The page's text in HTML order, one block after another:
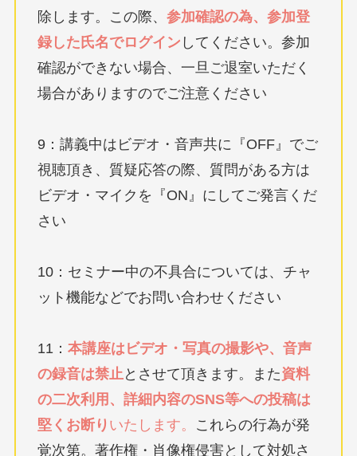
除します。この際、 参加確認の為、参加登
録した氏名でログイン してください。参加
確認ができない場合、一旦ご退室いただく
場合がありますのでご注意ください
9：講義中はビデオ・音声共に『OFF』でご
視聴頂き、質疑応答の際、質問がある方は
ビデオ・マイクを『ON』にしてご発言くだ
さい
10：セミナー中の不具合については、チャ
ット機能などでお問い合わせください
11： 本講座はビデオ・写真の撮影や、音声
の録音は禁止 とさせて頂きます。また資料
の二次利用、詳細内容のSNS等への投稿は
堅くお断り いたします。
これらの行為が発
覚次第。著作権・肖像権侵害として対処さ